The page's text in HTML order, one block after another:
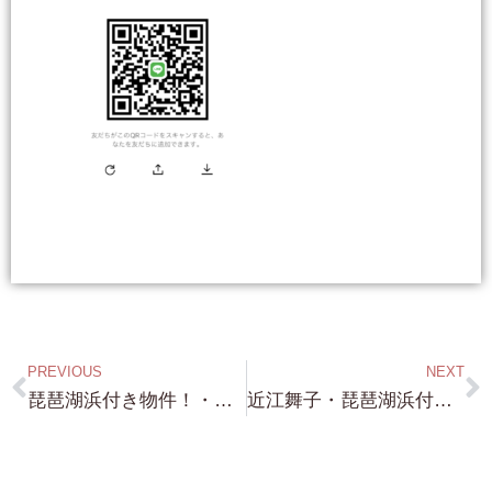
PREVIOUS
琵琶湖浜付き物件！・琵琶湖浜前物件・琵琶湖に別荘お探しの方は、是非とも 弊社の LINE 登録 活用ください！ 情報がリアルタイムで HPより早く入ります！
NEXT
近江舞子・琵琶湖浜付き 約719坪 案内予約 ありがとうございました！・・これも、文句なしの 近江舞子一等地です！勿論 ボートやジェットの出し入れも可能！